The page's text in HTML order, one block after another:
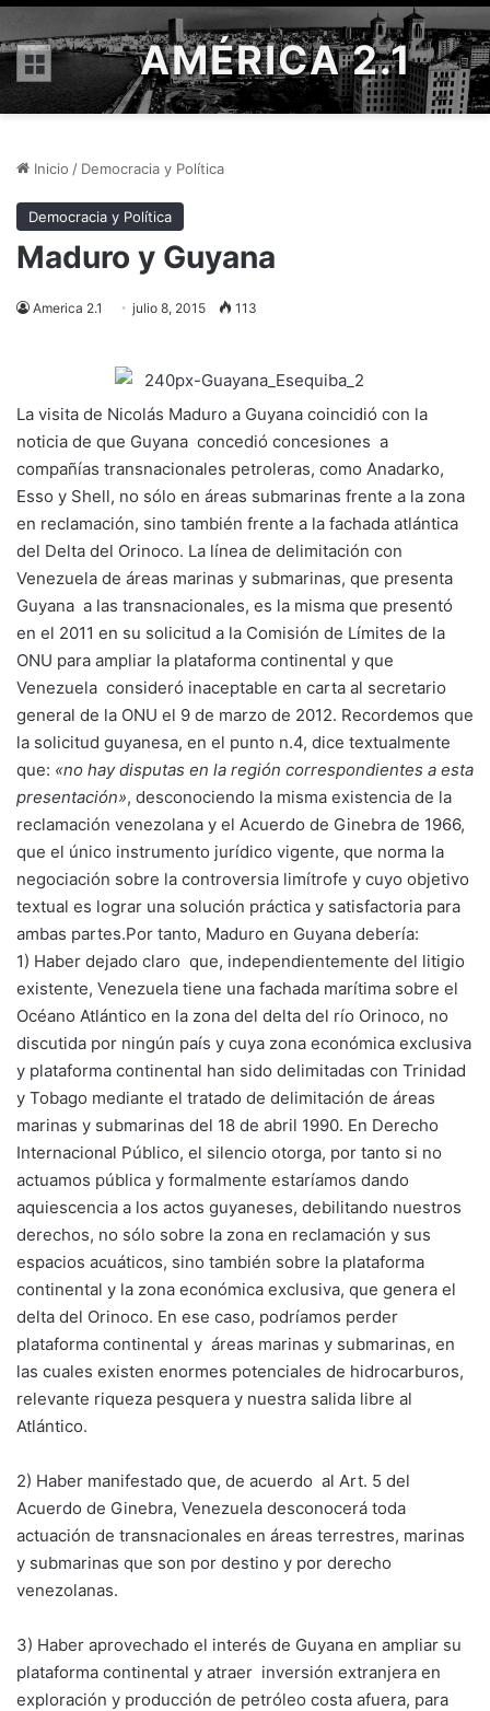
Menú AMÉRICA 2.1
Inicio / Democracia y Política
Democracia y Política
Maduro y Guyana
America 2.1 julio 8, 2015 113
La visita de Nicolás Maduro a Guyana coincidió con la
noticia de que Guyana concedió concesiones a
compañías transnacionales petroleras, como Anadarko,
Esso y Shell, no sólo en áreas submarinas frente a la zona
en reclamación, sino también frente a la fachada atlántica
del Delta del Orinoco. La línea de delimitación con
Venezuela de áreas marinas y submarinas, que presenta
Guyana a las transnacionales, es la misma que presentó
en el 2011 en su solicitud a la Comisión de Límites de la
ONU para ampliar la plataforma continental y que
Venezuela consideró inaceptable en carta al secretario
general de la ONU el 9 de marzo de 2012. Recordemos que
la solicitud guyanesa, en el punto n.4, dice textualmente
que: «no hay disputas en la región correspondientes a esta
presentación», desconociendo la misma existencia de la
reclamación venezolana y el Acuerdo de Ginebra de 1966,
que el único instrumento jurídico vigente, que norma la
negociación sobre la controversia limítrofe y cuyo objetivo
textual es lograr una solución práctica y satisfactoria para
ambas partes.Por tanto, Maduro en Guyana debería:
1) Haber dejado claro que, independientemente del litigio
existente, Venezuela tiene una fachada marítima sobre el
Océano Atlántico en la zona del delta del río Orinoco, no
discutida por ningún país y cuya zona económica exclusiva
y plataforma continental han sido delimitadas con Trinidad
y Tobago mediante el tratado de delimitación de áreas
marinas y submarinas del 18 de abril 1990. En Derecho
Internacional Público, el silencio otorga, por tanto si no
actuamos pública y formalmente estaríamos dando
aquiescencia a los actos guyaneses, debilitando nuestros
derechos, no sólo sobre la zona en reclamación y sus
espacios acuáticos, sino también sobre la plataforma
continental y la zona económica exclusiva, que genera el
delta del Orinoco. En ese caso, podríamos perder
plataforma continental y áreas marinas y submarinas, en
las cuales existen enormes potenciales de hidrocarburos,
relevante riqueza pesquera y nuestra salida libre al
Atlántico.
2) Haber manifestado que, de acuerdo al Art. 5 del
Acuerdo de Ginebra, Venezuela desconocerá toda
actuación de transnacionales en áreas terrestres, marinas
y submarinas que son por destino y por derecho
venezolanas.
3) Haber aprovechado el interés de Guyana en ampliar su
plataforma continental y atraer inversión extranjera en
exploración y producción de petróleo costa afuera, para